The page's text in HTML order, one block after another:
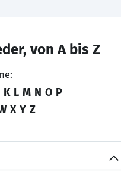
von A bis Z
K L M N O P
X Y Z